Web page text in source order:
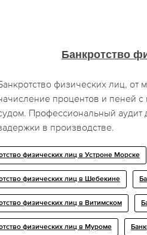
Банкротство
физических лиц, от
процентов и пеней
Профессиональный
в производстве.
физических лиц в Устроне Морске
физических лиц в Шебекине
физических лиц в Витимском
физических лиц в Муроме